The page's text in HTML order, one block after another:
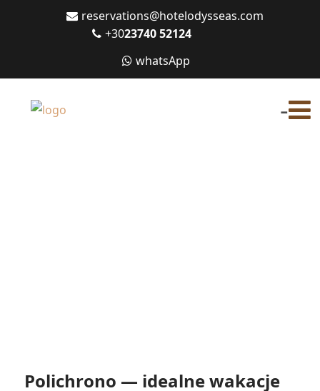
reservations@hotelodysseas.com
+3023740 52124
whatsApp
-
Polichrono — idealne wakacje